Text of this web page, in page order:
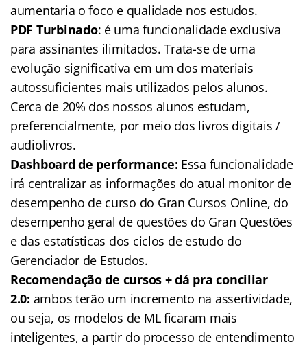
aumentaria o foco e qualidade nos estudos.
PDF Turbinado: é uma funcionalidade exclusiva
para assinantes ilimitados. Trata-se de uma
evolução significativa em um dos materiais
autossuficientes mais utilizados pelos alunos.
Cerca de 20% dos nossos alunos estudam,
preferencialmente, por meio dos livros digitais /
audiolivros.
Dashboard de performance: Essa funcionalidade
irá centralizar as informações do atual monitor de
desempenho de curso do Gran Cursos Online, do
desempenho geral de questões do Gran Questões
e das estatísticas dos ciclos de estudo do
Gerenciador de Estudos.
Recomendação de cursos + dá pra conciliar
2.0: ambos terão um incremento na assertividade,
ou seja, os modelos de ML ficaram mais
inteligentes, a partir do processo de entendimento